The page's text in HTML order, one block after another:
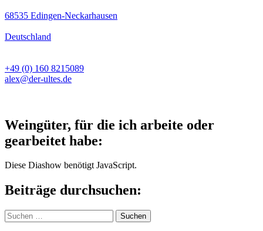
68535 Edingen-Neckarhausen
Deutschland
+49 (0) 160 8215089
alex@der-ultes.de
Weingüter, für die ich arbeite oder
gearbeitet habe:
Diese Diashow benötigt JavaScript.
Beiträge durchsuchen:
Suchen
nach: